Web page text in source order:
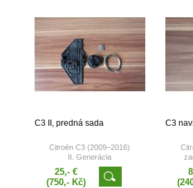
C3 II, predná sada
Citroën C3 (2009–2016)
II. Generácia
25,- €
(750,- Kč)
C3